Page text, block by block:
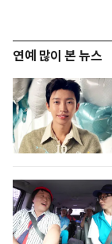
연예 많이 본 뉴스